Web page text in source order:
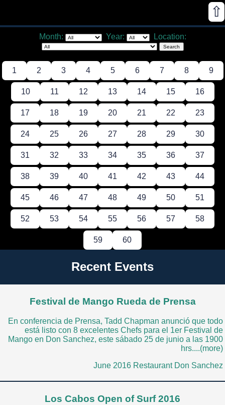
⇧
Month: Year: Location:
1 2 3 4 5 6 7 8 9
10 11 12 13 14 15 16
17 18 19 20 21 22 23
24 25 26 27 28 29 30
31 32 33 34 35 36 37
38 39 40 41 42 43 44
45 46 47 48 49 50 51
52 53 54 55 56 57 58
59 60
Recent Events
Festival de Mango Rueda de Prensa
En conferencia de Prensa, Tadd Chapman anunció que todo
está listo con 8 excelentes Chefs para el 1er Festival de
Mango en Don Sanchez, este sábado 25 de junio a las 1900
hrs....(more)
June 2016 Restaurant Don Sanchez
Los Cabos Open of Surf 2016